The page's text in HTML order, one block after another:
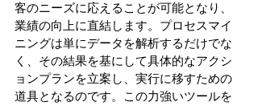
客のニーズに応えることが可能となり、
業績の向上に直結します。プロセスマイ
ニングは単にデータを解析するだけでな
く、その結果を基にして具体的なアクシ
ョンプランを立案し、実行に移すための
道具となるのです。この力強いツールを